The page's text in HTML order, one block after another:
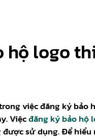
hộ logo
việc đăng ký
Việcđăng ký bảo hộ
sử dụng. Để